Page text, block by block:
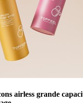
airless grande